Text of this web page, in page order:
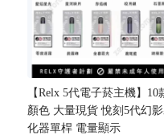
【Relx 5代電子菸主機】10
顏色 大量現貨 悅刻5代幻
化器單桿 電量顯示